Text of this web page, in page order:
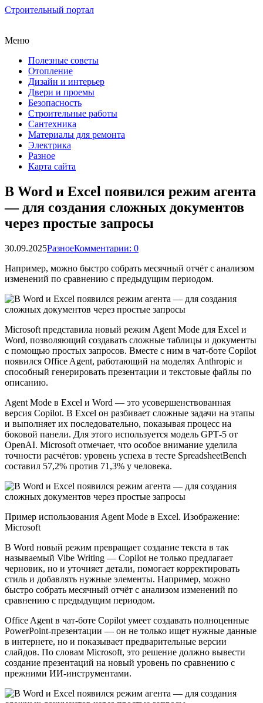
Строительный портал
Меню
Полезные советы
Отопление
Дизайн и интерьер
Двери и проемы
Безопасность
Строительные работы
Сантехника
Материалы для ремонта
Электрика
Разное
Карта сайта
В Word и Excel появился режим агента
— для создания сложных документов
через простые запросы
30.09.2025РазноеКомментарии: 0
Например, можно быстро собрать месячный отчёт с анализом
изменений по сравнению с предыдущим периодом.
Microsoft представила новый режим Agent Mode для Excel и
Word, позволяющий создавать сложные таблицы и документы
с помощью простых запросов. Вместе с ним в чат-боте Copilot
появился Office Agent, работающий на моделях Anthropic и
способный генерировать презентации и текстовые файлы по
описанию.
Agent Mode в Excel и Word — это усовершенствованная
версия Copilot. В Excel он разбивает сложные задачи на этапы
и выполняет их последовательно, показывая процесс на
боковой панели. Для этого используется модель GPT‑5 от
OpenAI. Microsoft отмечает, что особое внимание уделила
точности расчётов: уровень успеха в тесте SpreadsheetBench
составил 57,2% против 71,3% у человека.
Пример использования Agent Mode в Excel. Изображение:
Microsoft
В Word новый режим превращает создание текста в так
называемый Vibe Writing — Copilot не только предлагает
черновик, но и уточняет детали, помогает корректировать
стиль и добавлять нужные элементы. Например, можно
быстро собрать месячный отчёт с анализом изменений по
сравнению с предыдущим периодом.
Office Agent в чат-боте Copilot умеет создавать полноценные
PowerPoint‑презентации — он не только ищет нужные данные
в интернете, но и показывает предварительные версии
слайдов. По словам Microsoft, это решение должно вывести
создание презентаций на новый уровень по сравнению с
прежними ИИ‑инструментами.